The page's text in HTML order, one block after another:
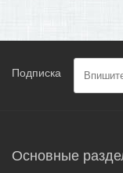
Подписка
Основные